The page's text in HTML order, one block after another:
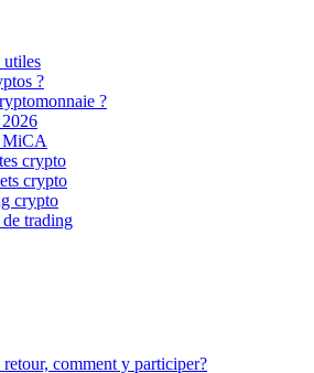
utiles
?
?
MiCA
crypto
crypto
crypto
trading